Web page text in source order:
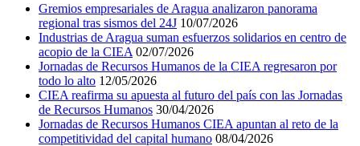
Gremios empresariales de Aragua analizaron panorama
regional tras sismos del 24J 10/07/2026
Industrias de Aragua suman esfuerzos solidarios en centro de
acopio de la CIEA 02/07/2026
Jornadas de Recursos Humanos de la CIEA regresaron por
todo lo alto 12/05/2026
CIEA reafirma su apuesta al futuro del país con las Jornadas
de Recursos Humanos 30/04/2026
Jornadas de Recursos Humanos CIEA apuntan al reto de la
competitividad del capital humano 08/04/2026